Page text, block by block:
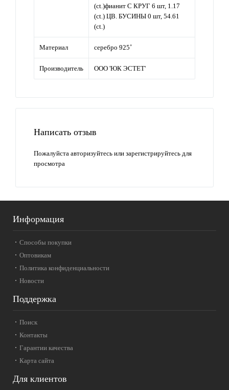
(ct.)фианит С КРУГ 6 шт, 1.17
(ct.) ЦВ. БУСИНЫ 0 шт, 54.61
(ct.)
Материал серебро 925˚
Производитель ООО 'ЮК ЭСТЕТ'
Написать отзыв
Пожалуйста авторизуйтесь или зарегистрируйтесь для
просмотра
Информация
Способы покупки
Оптовикам
Политика конфиденциальности
Новости
Поддержка
Поиск
Контакты
Гарантии качества
Карта сайта
Для клиентов